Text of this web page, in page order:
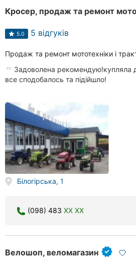
Кросер, продаж та ремонт
5.0 5 відгуків
Продаж та ремонт мототехніки і
Задоволена рекомендую!купляла
все сподобалось та підійшло!
Білогірська, 1
(098) 483 XX XX
Велошоп, веломагазин